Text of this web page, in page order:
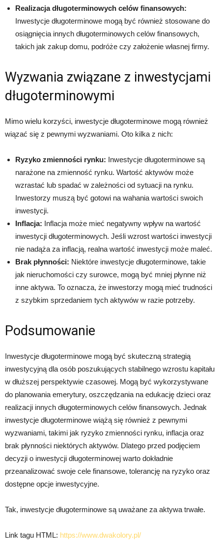
Realizacja długoterminowych celów finansowych:
Inwestycje długoterminowe mogą być również stosowane do
osiągnięcia innych długoterminowych celów finansowych,
takich jak zakup domu, podróże czy założenie własnej firmy.
Wyzwania związane z inwestycjami
długoterminowymi
Mimo wielu korzyści, inwestycje długoterminowe mogą również
wiązać się z pewnymi wyzwaniami. Oto kilka z nich:
Ryzyko zmienności rynku: Inwestycje długoterminowe są
narażone na zmienność rynku. Wartość aktywów może
wzrastać lub spadać w zależności od sytuacji na rynku.
Inwestorzy muszą być gotowi na wahania wartości swoich
inwestycji.
Inflacja: Inflacja może mieć negatywny wpływ na wartość
inwestycji długoterminowych. Jeśli wzrost wartości inwestycji
nie nadąża za inflacją, realna wartość inwestycji może maleć.
Brak płynności: Niektóre inwestycje długoterminowe, takie
jak nieruchomości czy surowce, mogą być mniej płynne niż
inne aktywa. To oznacza, że inwestorzy mogą mieć trudności
z szybkim sprzedaniem tych aktywów w razie potrzeby.
Podsumowanie
Inwestycje długoterminowe mogą być skuteczną strategią
inwestycyjną dla osób poszukujących stabilnego wzrostu kapitału
w dłuższej perspektywie czasowej. Mogą być wykorzystywane
do planowania emerytury, oszczędzania na edukację dzieci oraz
realizacji innych długoterminowych celów finansowych. Jednak
inwestycje długoterminowe wiążą się również z pewnymi
wyzwaniami, takimi jak ryzyko zmienności rynku, inflacja oraz
brak płynności niektórych aktywów. Dlatego przed podjęciem
decyzji o inwestycji długoterminowej warto dokładnie
przeanalizować swoje cele finansowe, tolerancję na ryzyko oraz
dostępne opcje inwestycyjne.
Tak, inwestycje długoterminowe są uważane za aktywa trwałe.
Link tagu HTML: https://www.dwakolory.pl/